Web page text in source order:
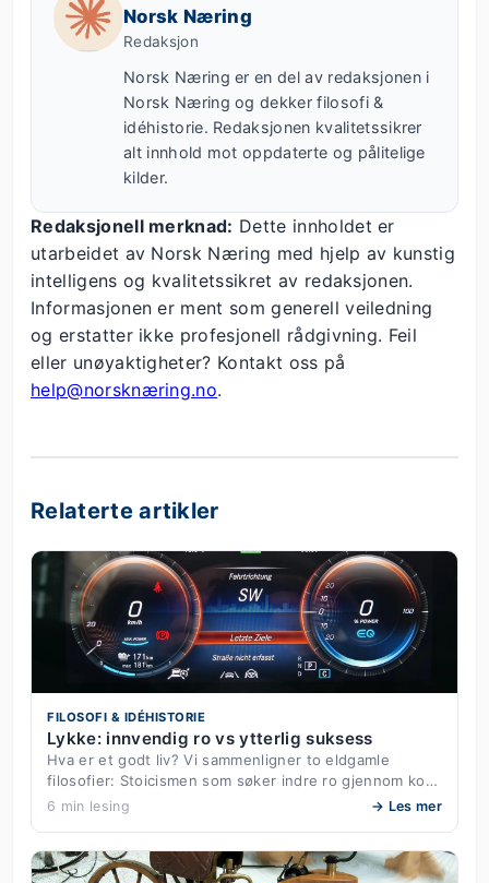
Norsk Næring
Redaksjon
Norsk Næring er en del av redaksjonen i
Norsk Næring og dekker filosofi &
idéhistorie. Redaksjonen kvalitetssikrer
alt innhold mot oppdaterte og pålitelige
kilder.
Redaksjonell merknad: Dette innholdet er
utarbeidet av Norsk Næring med hjelp av kunstig
intelligens og kvalitetssikret av redaksjonen.
Informasjonen er ment som generell veiledning
og erstatter ikke profesjonell rådgivning. Feil
eller unøyaktigheter? Kontakt oss på
help@norsknæring.no.
Relaterte artikler
FILOSOFI & IDÉHISTORIE
Lykke: innvendig ro vs ytterlig suksess
Hva er et godt liv? Vi sammenligner to eldgamle
filosofier: Stoicismen som søker indre ro gjennom ko…
6 min lesing → Les mer